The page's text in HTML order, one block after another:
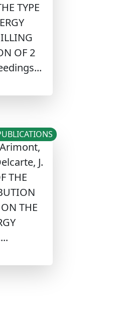
TYPE
OF 2
J.
THE
THE